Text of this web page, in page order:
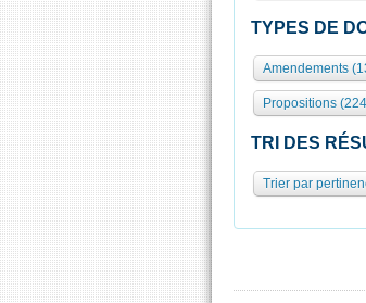
TYPES DE
Amendements
Propositions
TRI DES
Trier par